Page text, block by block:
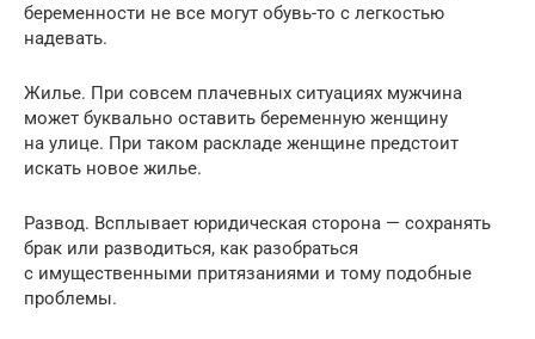
беременности не все могут обувь-то с легкостью
надевать.
Жилье. При совсем плачевных ситуациях мужчина
может буквально оставить беременную женщину
на улице. При таком раскладе женщине предстоит
искать новое жилье.
Развод. Всплывает юридическая сторона — сохранять
брак или разводиться, как разобраться
с имущественными притязаниями и тому подобные
проблемы.